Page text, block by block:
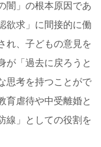
闇」の根本原因であ
欲求」に間接的に働
れ、子どもの意見を
が「過去に戻ろうと
思考を持つことがで
育虐待や中受離婚と
線」としての役割を